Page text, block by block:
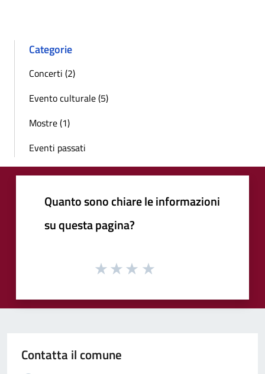
Categorie
Concerti (2)
Evento culturale (5)
Mostre (1)
Eventi passati
Quanto sono chiare le informazioni
su questa pagina?
Contatta il comune